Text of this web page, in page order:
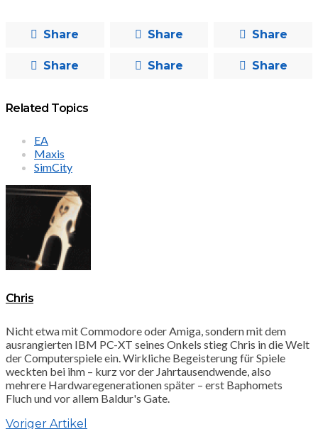
Share Share Share
Share Share Share
Related Topics
EA
Maxis
SimCity
Chris
Nicht etwa mit Commodore oder Amiga, sondern mit dem
ausrangierten IBM PC-XT seines Onkels stieg Chris in die Welt
der Computerspiele ein. Wirkliche Begeisterung für Spiele
weckten bei ihm – kurz vor der Jahrtausendwende, also
mehrere Hardwaregenerationen später – erst Baphomets
Fluch und vor allem Baldur's Gate.
Voriger Artikel